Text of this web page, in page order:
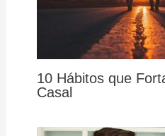
10 Hábitos que
Casal